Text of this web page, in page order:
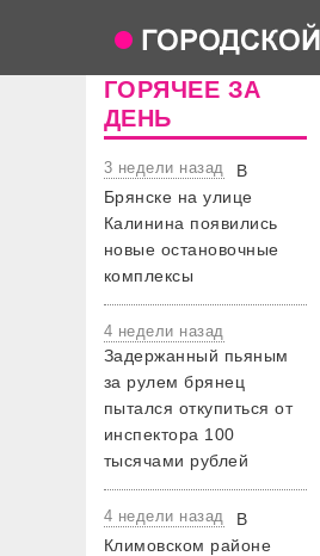
ГОРЯЧЕЕ ЗА
ДЕНЬ
3 недели назад
В
Брянске на улице
Калинина появились
новые остановочные
комплексы
4 недели назад
Задержанный пьяным
за рулем брянец
пытался откупиться от
инспектора 100
тысячами рублей
4 недели назад
В
Климовском районе